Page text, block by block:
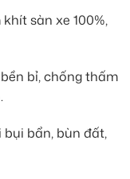
sàn xe 100%,
bỉ, chống thấm
bụi bẩn, bùn đất,